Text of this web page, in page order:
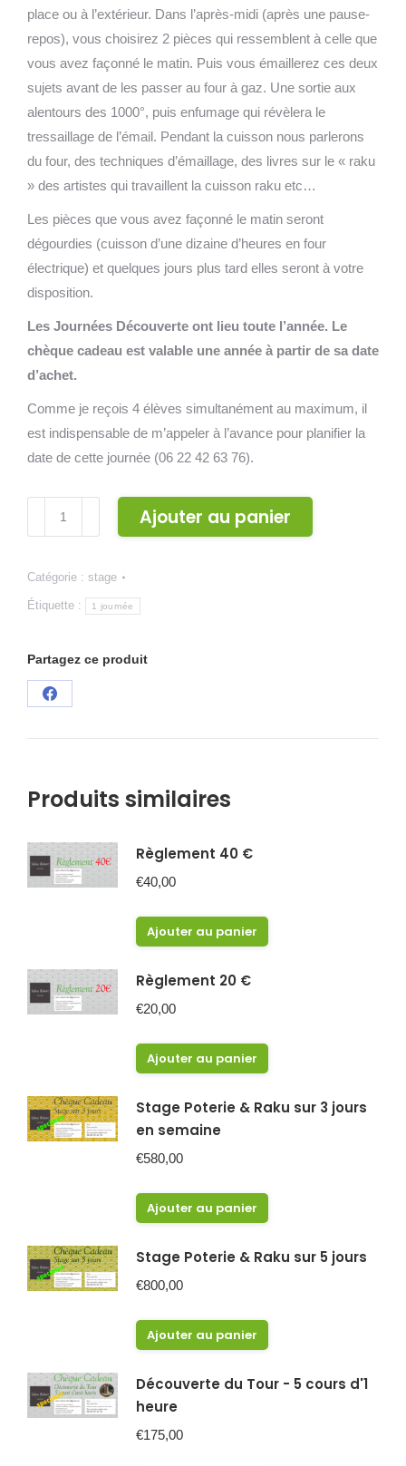
place ou à l’extérieur. Dans l’après-midi (après une pause-
repos), vous choisirez 2 pièces qui ressemblent à celle que
vous avez façonné le matin. Puis vous émaillerez ces deux
sujets avant de les passer au four à gaz. Une sortie aux
alentours des 1000°, puis enfumage qui révèlera le
tressaillage de l’émail. Pendant la cuisson nous parlerons
du four, des techniques d’émaillage, des livres sur le « raku
» des artistes qui travaillent la cuisson raku etc…
Les pièces que vous avez façonné le matin seront
dégourdies (cuisson d’une dizaine d’heures en four
électrique) et quelques jours plus tard elles seront à votre
disposition.
Les Journées Découverte ont lieu toute l’année. Le
chèque cadeau est valable une année à partir de sa date
d’achet.
Comme je reçois 4 élèves simultanément au maximum, il
est indispensable de m’appeler à l’avance pour planifier la
date de cette journée (06 22 42 63 76).
quantité
de
3
heures
Ajouter au panier
Catégorie : stage
Étiquette : 1 journée
Partagez ce produit
Partager
Produits similaires
Règlement 40 €
€40,00
Ajouter au panier
Règlement 20 €
€20,00
Ajouter au panier
Stage Poterie & Raku sur 3 jours
en semaine
€580,00
Ajouter au panier
Stage Poterie & Raku sur 5 jours
€800,00
Ajouter au panier
Découverte du Tour - 5 cours d'1
heure
€175,00